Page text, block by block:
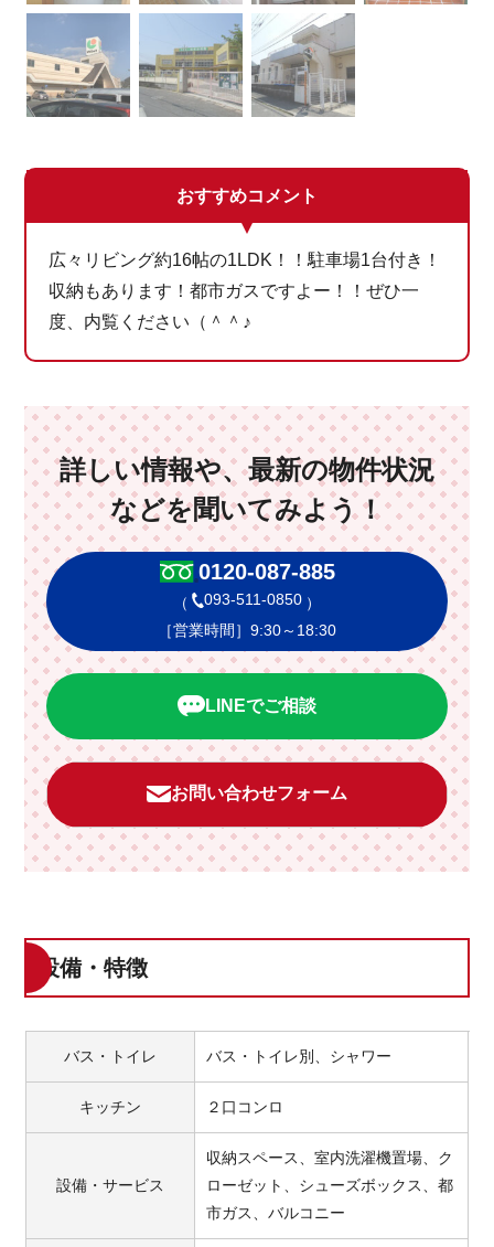
おすすめコメント
広々リビング約16帖の1LDK！！駐車場1台付き！
収納もあります！都市ガスですよー！！ぜひ一
度、内覧ください（＾＾♪
詳しい情報や、最新の物件状況
などを聞いてみよう！
0120-087-885
（ 093-511-0850 ）
［営業時間］9:30～18:30
LINEでご相談
お問い合わせフォーム
設備・特徴
バス・トイレ バス・トイレ別、シャワー
キッチン ２口コンロ
設備・サービス
収納スペース、室内洗濯機置場、ク
ローゼット、シューズボックス、都
市ガス、バルコニー